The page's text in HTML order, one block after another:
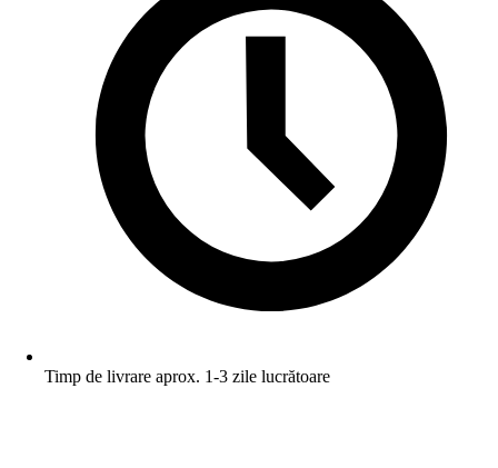
Timp de livrare aprox. 1-3 zile lucrătoare